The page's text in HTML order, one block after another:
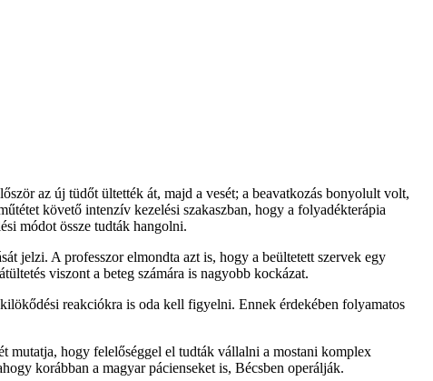
az új tüdőt ültették át, majd a vesét; a beavatkozás bonyolult volt,
követő intenzív kezelési szakaszban, hogy a folyadékterápia
módot össze tudták hangolni.
jelzi. A professzor elmondta azt is, hogy a beültetett szervek egy
viszont a beteg számára is nagyobb kockázat.
reakciókra is oda kell figyelni. Ennek érdekében folyamatos
mutatja, hogy felelőséggel el tudták vállalni a mostani komplex
korábban a magyar pácienseket is, Bécsben operálják.